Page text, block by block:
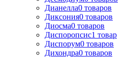
Дианелла0 товаров
Диксония0 товаров
Диосма0 товаров
Диспоропсис1 товар
Диспорум0 товаров
Дихондра0 товаров